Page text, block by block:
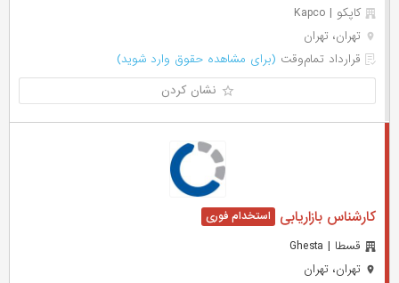
کاپکو | Kapco
تهران، تهران
قرارداد تمام‌وقت (برای مشاهده حقوق وارد شوید)
نشان کردن
کارشناس بازاریابی
قسطا | Ghesta
تهران، تهران